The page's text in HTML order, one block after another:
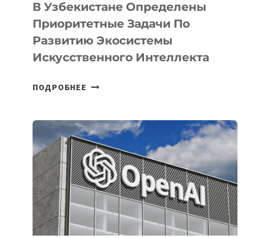
В Узбекистане Определены
Приоритетные Задачи По
Развитию Экосистемы
Искусственного Интеллекта
ПОДРОБНЕЕ
ПРИОРИТЕТНЫЕ
ЗАДАЧИ
ПО
РАЗВИТИЮ
ЭКОСИСТЕМЫ
ИСКУССТВЕННОГО
ИНТЕЛЛЕКТА